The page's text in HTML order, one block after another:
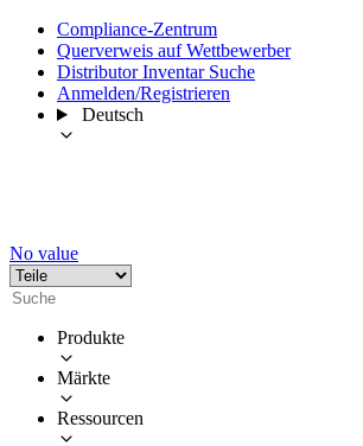
Compliance-Zentrum
Querverweis auf Wettbewerber
Distributor Inventar Suche
Anmelden/Registrieren
Deutsch
No value
Produkte
Märkte
Ressourcen